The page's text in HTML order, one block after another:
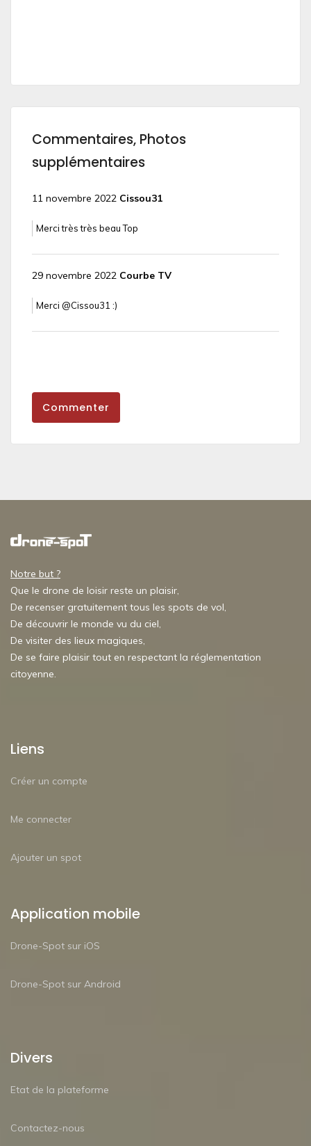
Commentaires, Photos
supplémentaires
11 novembre 2022 Cissou31
Merci très très beau Top
29 novembre 2022 Courbe TV
Merci @Cissou31 :)
Commenter
Notre but ?
Que le drone de loisir reste un plaisir,
De recenser gratuitement tous les spots de vol,
De découvrir le monde vu du ciel,
De visiter des lieux magiques,
De se faire plaisir tout en respectant la réglementation
citoyenne.
Liens
Créer un compte
Me connecter
Ajouter un spot
Application mobile
Drone-Spot sur iOS
Drone-Spot sur Android
Divers
Etat de la plateforme
Contactez-nous